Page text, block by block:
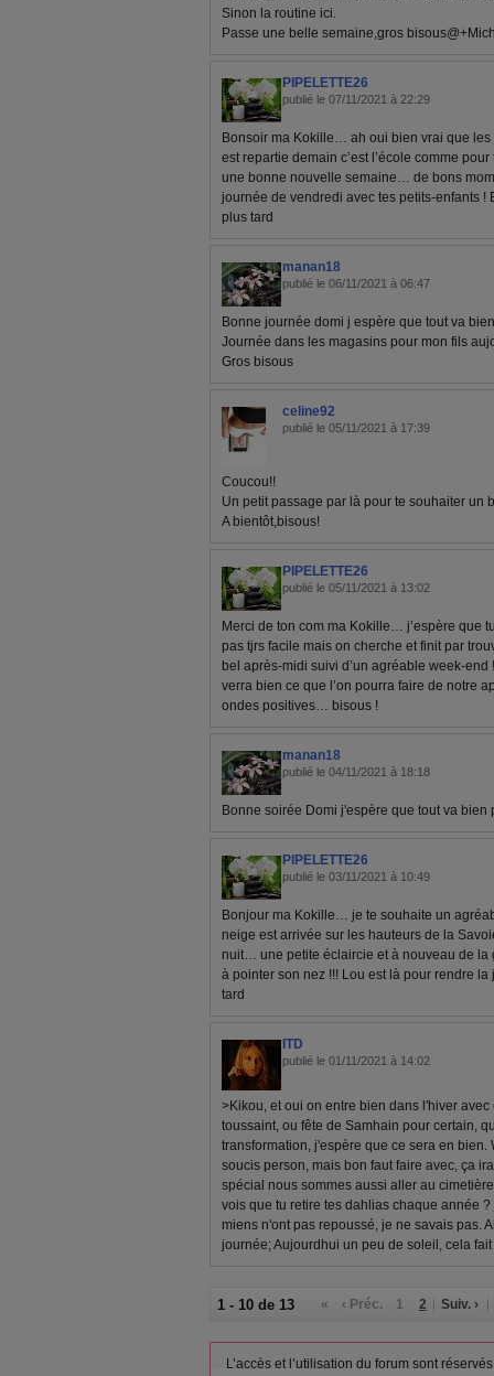
Sinon la routine ici.
Passe une belle semaine,gros
PIPELETTE26
publié le 07/11/2021 à 22:29
Bonsoir ma Kokille… ah oui bien vrai que
est repartie demain c’est l’école comme
une bonne nouvelle semaine… de bons
journée de vendredi avec tes petits-enfants
plus tard
manan18
publié le 06/11/2021 à 06:47
Bonne journée domi j espère que tout va
Journée dans les magasins pour mon fils
Gros bisous
celine92
publié le 05/11/2021 à 17:39
Coucou!!
Un petit passage par là pour te souhaiter un
A bientôt,bisous!
PIPELETTE26
publié le 05/11/2021 à 13:02
Merci de ton com ma Kokille… j’espère que
pas tjrs facile mais on cherche et finit par
bel après-midi suivi d’un agréable week-
verra bien ce que l’on pourra faire de notre
ondes positives… bisous !
manan18
publié le 04/11/2021 à 18:18
Bonne soirée Domi j'espère que tout va bien
PIPELETTE26
publié le 03/11/2021 à 10:49
Bonjour ma Kokille… je te souhaite un
neige est arrivée sur les hauteurs de la
nuit… une petite éclaircie et à nouveau de
à pointer son nez !!! Lou est là pour rendre
tard
ITD
publié le 01/11/2021 à 14:02
>Kikou, et oui on entre bien dans l'hiver
toussaint, ou fête de Samhain pour certain,
transformation, j'espère que ce sera en bien.
soucis person, mais bon faut faire avec, ça
spécial nous sommes aussi aller au
vois que tu retire tes dahlias chaque année
miens n'ont pas repoussé, je ne savais pas.
journée; Aujourdhui un peu de soleil, cela
1 - 10 de 13 « ‹ Préc. 1 2 Suiv. ›
L’accès et l’utilisation du forum sont